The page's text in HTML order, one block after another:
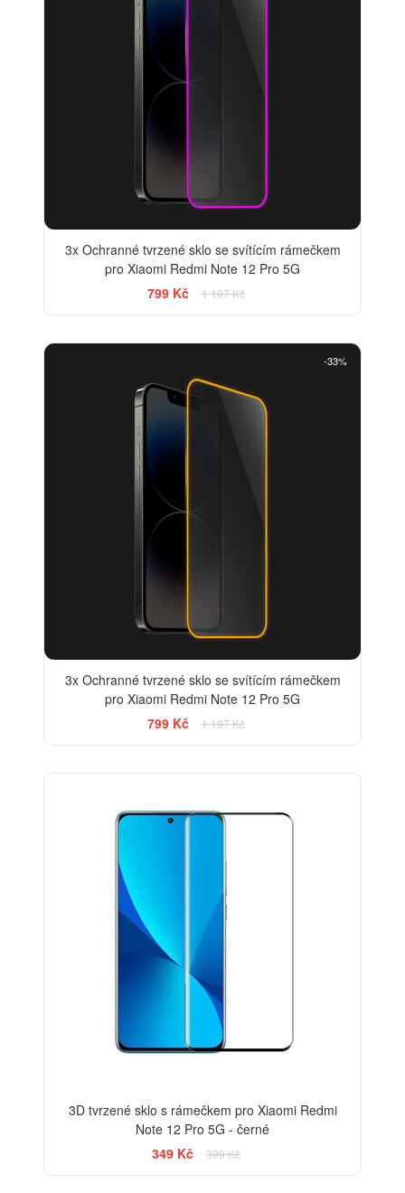
3x Ochranné tvrzené sklo se svítícím rámečkem
pro Xiaomi Redmi Note 12 Pro 5G
799 Kč
1 197 Kč
-33%
3x Ochranné tvrzené sklo se svítícím rámečkem
pro Xiaomi Redmi Note 12 Pro 5G
799 Kč
1 197 Kč
3D tvrzené sklo s rámečkem pro Xiaomi Redmi
Note 12 Pro 5G - černé
349 Kč
399 Kč